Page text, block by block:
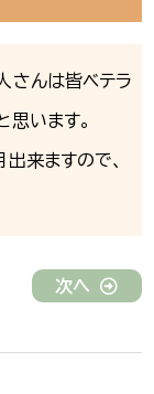
さんは皆ベテラ
います。
来ますので、
次へ